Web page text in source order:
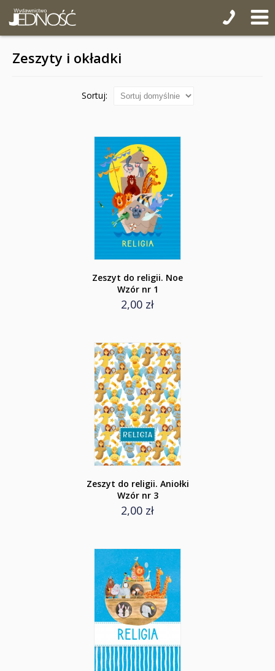
Zeszyty i okładki
Sortuj:
Zeszyt do religii. Noe
Wzór nr 1
2,00 zł
Zeszyt do religii. Aniołki
Wzór nr 3
2,00 zł